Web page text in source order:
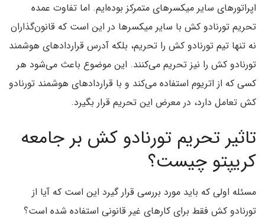
اپراتورهای سایر میکسرهای متمرکز بوده‌ایم. اما تفاوت عمده
تحریم تورنادو کش با سایر میکسرها در این است که قانون‌گذاران
نه تنها تیم تورنادو کش را تحریم، بلکه آدرس قراردادهای هوشمند
تورنادو کش را نیز تحریم می‌کنند. این موضوع باعث می‌شود هر
کسی که از اتریوم استفاده می‌کند و با قراردادهای هوشمند تورنادو
کش تعامل دارد، در معرض این تحریم قرار بگیرد.
تاثیر تحریم تورنادو کش بر جامعه
کریپتو چیست؟
مسئله اولی که باید مورد بررسی قرار گیرد این است که آیا از
تورنادو کش فقط برای کارهای غیر قانونی استفاده شده است؟